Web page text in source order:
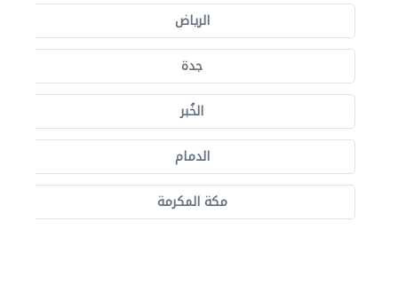
الرياض
جدة
الخُبر
الدمام
مكة المكرمة